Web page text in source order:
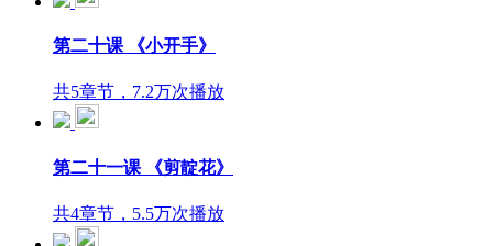
第二十课 《小开手》
共5章节，7.2万次播放
第二十一课 《剪靛花》
共4章节，5.5万次播放